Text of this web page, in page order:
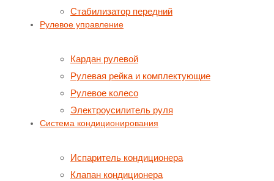
Стабилизатор передний
Рулевое управление
Кардан рулевой
Рулевая рейка и комплектующие
Рулевое колесо
Электроусилитель руля
Система кондиционирования
Испаритель кондиционера
Клапан кондиционера